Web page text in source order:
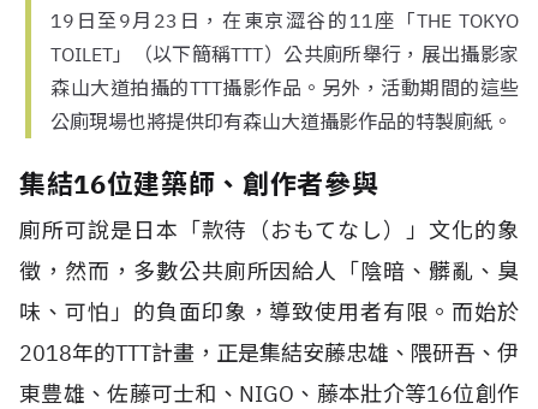
19日至9月23日，在東京澀谷的11座「THE TOKYO
TOILET」（以下簡稱TTT）公共廁所舉行，展出攝影家
森山大道拍攝的TTT攝影作品。另外，活動期間的這些
公廁現場也將提供印有森山大道攝影作品的特製廁紙。
集結16位建築師、創作者參與
廁所可說是日本「款待（おもてなし）」文化的象
徵，然而，多數公共廁所因給人「陰暗、髒亂、臭
味、可怕」的負面印象，導致使用者有限。而始於
2018年的TTT計畫，正是集結安藤忠雄、隈研吾、伊
東豊雄、佐藤可士和、NIGO、藤本壯介等16位創作